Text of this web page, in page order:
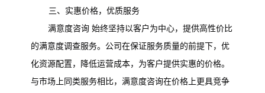
三、实惠价格，优质服务
满意度咨询 始终坚持以客户为中心，提供高性价比
的满意度调查服务。公司在保证服务质量的前提下，优
化资源配置，降低运营成本，为客户提供实惠的价格。
与市场上同类服务相比，满意度咨询在价格上更具竞争